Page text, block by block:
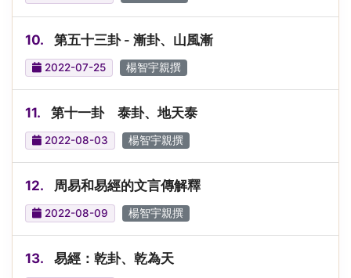
10. 第五十三卦 - 漸卦、山風漸
2022-07-25 楊智宇親撰
11. 第十一卦 泰卦、地天泰
2022-08-03 楊智宇親撰
12. 周易和易經的文言傳解釋
2022-08-09 楊智宇親撰
13. 易經：乾卦、乾為天